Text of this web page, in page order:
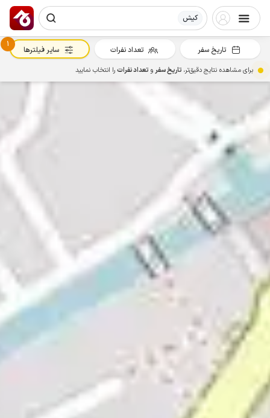
کیش
تاریخ سفر تعداد نفرات
1
سایر فیلترها
برای مشاهده نتایج دقیق‌تر، تاریخ سفرو تعداد نفراترا انتخاب نمایید